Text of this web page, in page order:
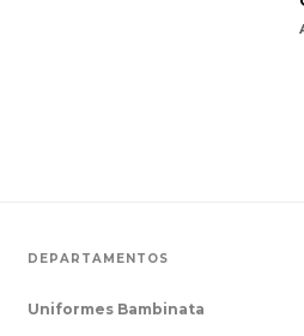
DEPARTAMENTOS
Uniformes Bambinata